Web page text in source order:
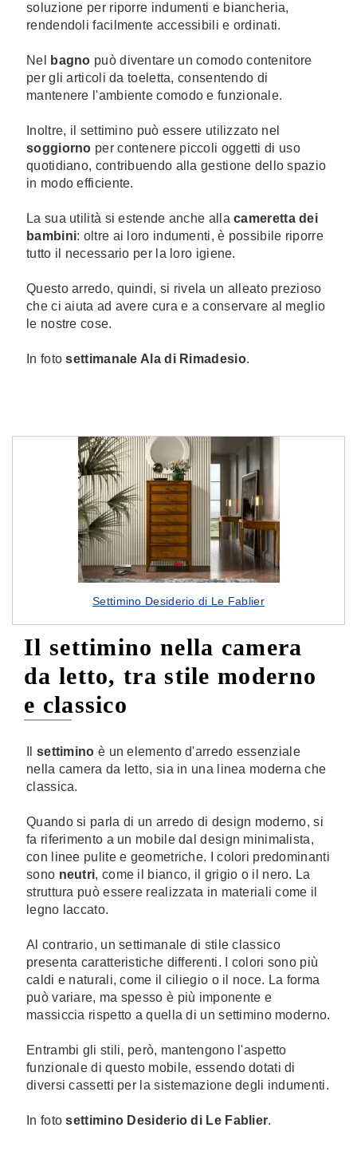
soluzione per riporre indumenti e biancheria,
rendendoli facilmente accessibili e ordinati.
Nel bagno può diventare un comodo contenitore
per gli articoli da toeletta, consentendo di
mantenere l'ambiente comodo e funzionale.
Inoltre, il settimino può essere utilizzato nel
soggiorno per contenere piccoli oggetti di uso
quotidiano, contribuendo alla gestione dello spazio
in modo efficiente.
La sua utilità si estende anche allacameretta dei
bambini: oltre ai loro indumenti, è possibile riporre
tutto il necessario per la loro igiene.
Questo arredo, quindi, si rivela un alleato prezioso
che ci aiuta ad avere cura e a conservare al meglio
le nostre cose.
In fotosettimanale Ala di Rimadesio.
Settimino Desiderio di Le Fablier
Il settimino nella camera
da letto, tra stile moderno
e classico
settimino è un elemento d'arredo essenziale
nella camera da letto, sia in una linea moderna che
classica.
Quando si parla di un arredo di design moderno, si
fa riferimento a un mobile dal design minimalista,
con linee pulite e geometriche. I colori predominanti
sono neutri, come il bianco, il grigio o il nero. La
struttura può essere realizzata in materiali come il
legno laccato.
Al contrario, un settimanale di stile classico
presenta caratteristiche differenti. I colori sono più
caldi e naturali, come il ciliegio o il noce. La forma
può variare, ma spesso è più imponente e
massiccia rispetto a quella di un settimino moderno.
Entrambi gli stili, però, mantengono l'aspetto
funzionale di questo mobile, essendo dotati di
diversi cassetti per la sistemazione degli indumenti.
In foto settimino Desiderio di Le Fablier.